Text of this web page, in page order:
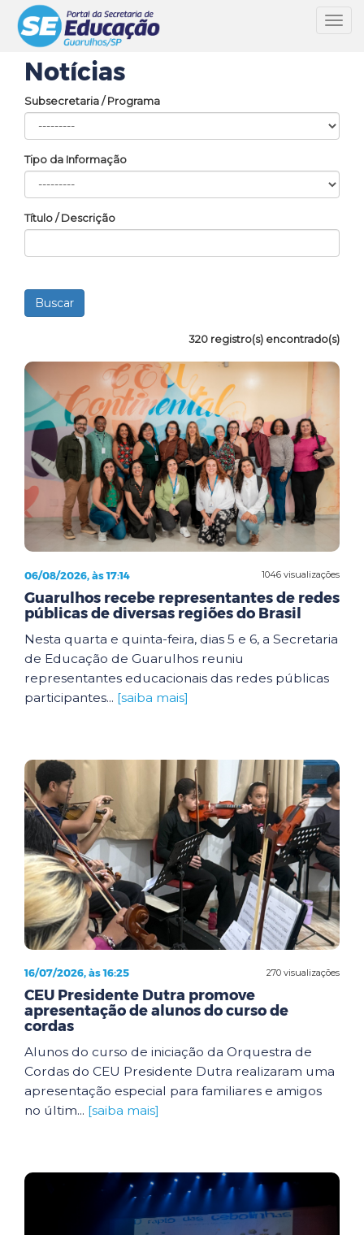
Notícias
Subsecretaria / Programa
Tipo da Informação
Título / Descrição
320 registro(s) encontrado(s)
1046 visualizações
06/08/2026, às 17:14
Guarulhos recebe representantes de redes
públicas de diversas regiões do Brasil
Nesta quarta e quinta-feira, dias 5 e 6, a Secretaria
de Educação de Guarulhos reuniu
representantes educacionais das redes públicas
participantes... [saiba mais]
270 visualizações
16/07/2026, às 16:25
CEU Presidente Dutra promove
apresentação de alunos do curso de
cordas
Alunos do curso de iniciação da Orquestra de
Cordas do CEU Presidente Dutra realizaram uma
apresentação especial para familiares e amigos
no últim... [saiba mais]